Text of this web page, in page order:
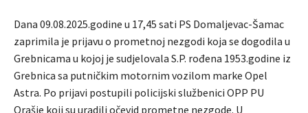
Dana 09.08.2025.godine u 17,45 sati PS Domaljevac-Šamac
zaprimila je prijavu o prometnoj nezgodi koja se dogodila u
Grebnicama u kojoj je sudjelovala S.P. rođena 1953.godine iz
Grebnica sa putničkim motornim vozilom marke Opel
Astra. Po prijavi postupili policijski službenici OPP PU
Orašje koji su uradili očevid prometne nezgode. U